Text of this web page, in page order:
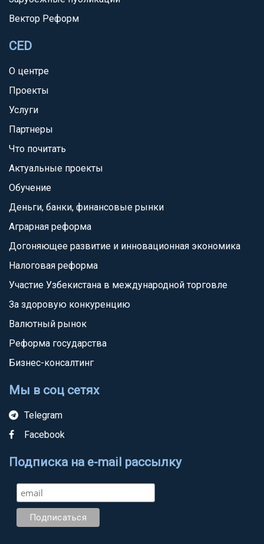
Вектор Реформ
CED
О центре
Проекты
Услуги
Партнеры
Что почитать
Актуальные проекты
Обучение
Деньги, банки, финансовые рынки
Аграрная реформа
Догоняющее развитие и инновационная экономика
Налоговая реформа
Участие Узбекистана в международной торговле
За здоровую конкуренцию
Валютный рынок
Реформа государства
Бизнес-консалтинг
Мы в соц сетях
Telegram
Facebook
Подписка на e-mail рассылку